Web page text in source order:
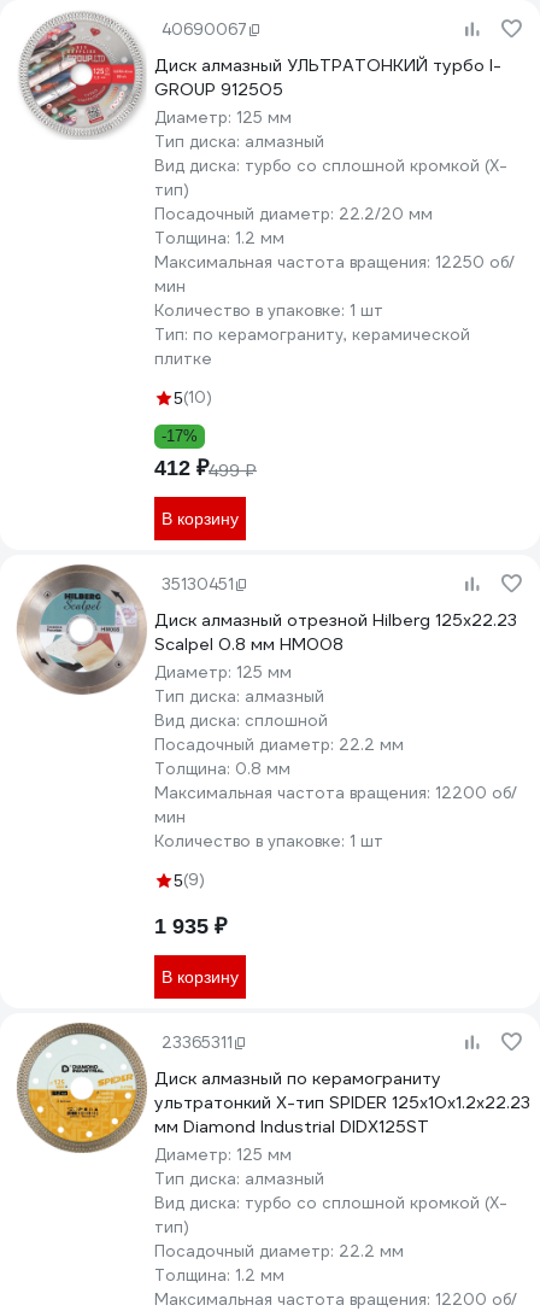
40690067
Диск алмазный УЛЬТРАТОНКИЙ турбо I-
GROUP 912505
Диаметр: 125 мм
Тип диска: алмазный
Вид диска: турбо со сплошной кромкой (X-
тип)
Посадочный диаметр: 22.2/20 мм
Толщина: 1.2 мм
Максимальная частота вращения: 12250 об/
мин
Количество в упаковке: 1 шт
Тип: по керамограниту, керамической
плитке
5(10)
-17%
412 ₽499 ₽
В корзину
35130451
Диск алмазный отрезной Hilberg 125x22.23
Scalpel 0.8 мм HM008
Диаметр: 125 мм
Тип диска: алмазный
Вид диска: сплошной
Посадочный диаметр: 22.2 мм
Толщина: 0.8 мм
Максимальная частота вращения: 12200 об/
мин
Количество в упаковке: 1 шт
5(9)
1 935 ₽
В корзину
23365311
Диск алмазный по керамограниту
ультратонкий X-тип SPIDER 125x10x1.2x22.23
мм Diamond Industrial DIDX125ST
Диаметр: 125 мм
Тип диска: алмазный
Вид диска: турбо со сплошной кромкой (X-
тип)
Посадочный диаметр: 22.2 мм
Толщина: 1.2 мм
Максимальная частота вращения: 12200 об/